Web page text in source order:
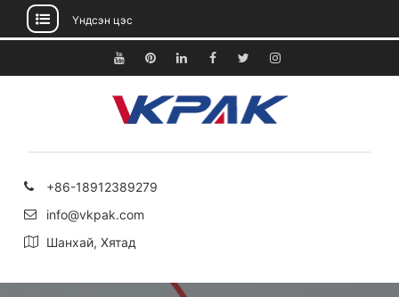
руу
Үндсэн цэс
YoutubePinterestLinkedinFacebook
TwitterInstagram
+86-18912389279
info@vkpak.com
Шанхай, Хятад